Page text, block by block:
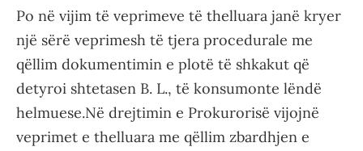
Po në vijim të veprimeve të thelluara janë kryer
një sërë veprimesh të tjera procedurale me
qëllim dokumentimin e plotë të shkakut që
detyroi shtetasen B. L., të konsumonte lëndë
helmuese.Në drejtimin e Prokurorisë vijojnë
veprimet e thelluara me qëllim zbardhjen e